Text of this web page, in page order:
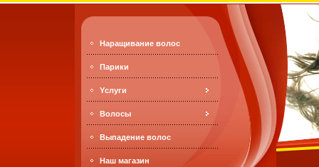
Наращивание волос
Парики
Yслуги
Bолосы
Выпадение волос
Наш магазин